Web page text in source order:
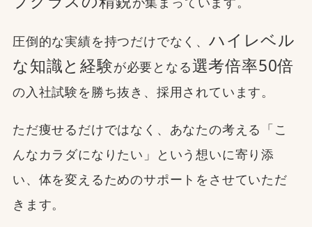
圧倒的な実績を持つだけでなく、ハイレベル
な知識と経験が必要となる選考倍率50倍
の入社試験を勝ち抜き、採用されています。
ただ痩せるだけではなく、あなたの考える「こ
んなカラダになりたい」という想いに寄り添
い、体を変えるためのサポートをさせていただ
きます。